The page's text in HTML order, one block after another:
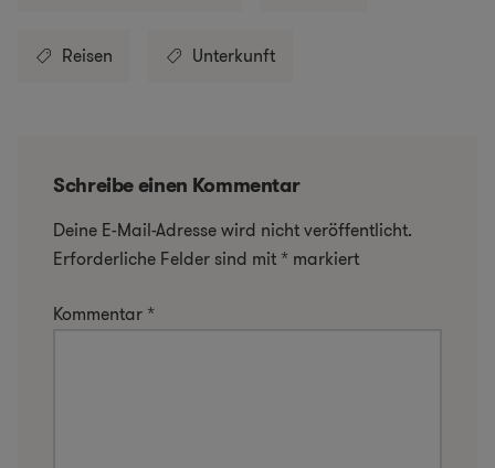
Reisen Unterkunft
Schreibe einen Kommentar
Deine E-Mail-Adresse wird nicht veröffentlicht.
Erforderliche Felder sind mit * markiert
Kommentar *